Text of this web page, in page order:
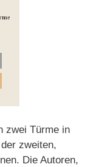
zwei Türme in
zweiten,
Die Autoren,